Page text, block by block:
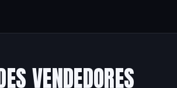
VENDEDORES